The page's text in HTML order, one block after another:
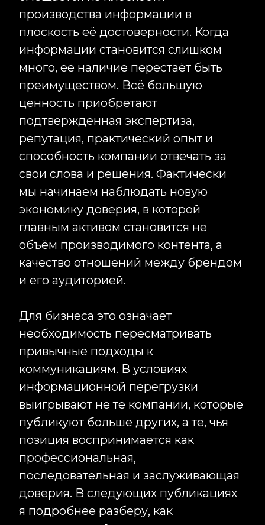
позиция воспринимается как
профессиональная,
последовательная и заслуживающая
доверия. В следующих публикациях
я подробнее разберу, как
искусственный интеллект меняет
корпоративные бренды, почему
возникает эффект информационного
шума, как трансформируется понятие
экспертности и какие инструменты
позволяют компаниям сохранять
сильные позиции в новой цифровой
среде.
Соцсети
Telegram
Вконтакте